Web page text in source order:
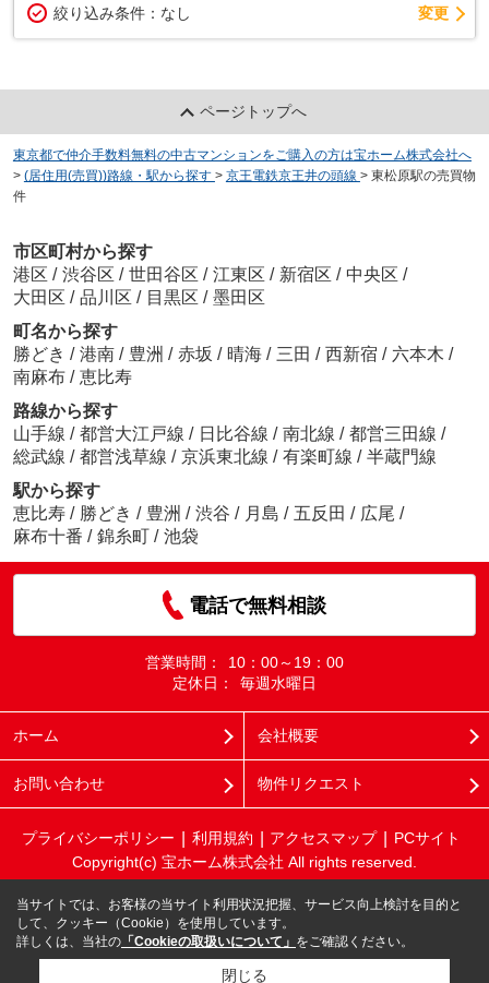
絞り込み条件： なし 変更
ページトップへ
東京都で仲介手数料無料の中古マンションをご購入の方は宝ホーム株式会社へ
> (居住用(売買))路線・駅から探す > 京王電鉄京王井の頭線 > 東松原駅の売買物
件
市区町村から探す
港区 / 渋谷区 / 世田谷区 / 江東区 / 新宿区 / 中央区 /
大田区 / 品川区 / 目黒区 / 墨田区
町名から探す
勝どき / 港南 / 豊洲 / 赤坂 / 晴海 / 三田 / 西新宿 / 六本木 /
南麻布 / 恵比寿
路線から探す
山手線 / 都営大江戸線 / 日比谷線 / 南北線 / 都営三田線 /
総武線 / 都営浅草線 / 京浜東北線 / 有楽町線 / 半蔵門線
駅から探す
恵比寿 / 勝どき / 豊洲 / 渋谷 / 月島 / 五反田 / 広尾 /
麻布十番 / 錦糸町 / 池袋
電話で無料相談
営業時間：
10：00～19：00
定休日：
毎週水曜日
ホーム 会社概要
お問い合わせ 物件リクエスト
プライバシーポリシー 利用規約 アクセスマップ
PCサイト
Copyright(c) 宝ホーム株式会社 All rights reserved.
当サイトでは、お客様の当サイト利用状況把握、サービス向上検討を目的と
して、クッキー（Cookie）を使用しています。
詳しくは、当社の 「Cookieの取扱いについて」 をご確認ください。
閉じる